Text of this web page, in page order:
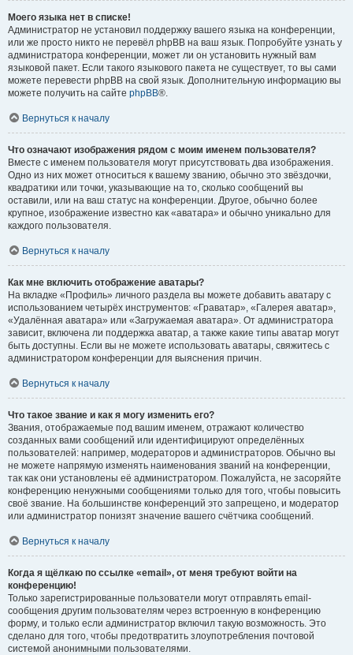
Моего языка нет в списке!
Администратор не установил поддержку вашего языка на конференции,
или же просто никто не перевёл phpBB на ваш язык. Попробуйте узнать у
администратора конференции, может ли он установить нужный вам
языковой пакет. Если такого языкового пакета не существует, то вы сами
можете перевести phpBB на свой язык. Дополнительную информацию вы
можете получить на сайте phpBB®.
Вернуться к началу
Что означают изображения рядом с моим именем пользователя?
Вместе с именем пользователя могут присутствовать два изображения.
Одно из них может относиться к вашему званию, обычно это звёздочки,
квадратики или точки, указывающие на то, сколько сообщений вы
оставили, или на ваш статус на конференции. Другое, обычно более
крупное, изображение известно как «аватара» и обычно уникально для
каждого пользователя.
Вернуться к началу
Как мне включить отображение аватары?
На вкладке «Профиль» личного раздела вы можете добавить аватару с
использованием четырёх инструментов: «Граватар», «Галерея аватар»,
«Удалённая аватара» или «Загружаемая аватара». От администратора
зависит, включена ли поддержка аватар, а также какие типы аватар могут
быть доступны. Если вы не можете использовать аватары, свяжитесь с
администратором конференции для выяснения причин.
Вернуться к началу
Что такое звание и как я могу изменить его?
Звания, отображаемые под вашим именем, отражают количество
созданных вами сообщений или идентифицируют определённых
пользователей: например, модераторов и администраторов. Обычно вы
не можете напрямую изменять наименования званий на конференции,
так как они установлены её администратором. Пожалуйста, не засоряйте
конференцию ненужными сообщениями только для того, чтобы повысить
своё звание. На большинстве конференций это запрещено, и модератор
или администратор понизят значение вашего счётчика сообщений.
Вернуться к началу
Когда я щёлкаю по ссылке «email», от меня требуют войти на
конференцию!
Только зарегистрированные пользователи могут отправлять email-
сообщения другим пользователям через встроенную в конференцию
форму, и только если администратор включил такую возможность. Это
сделано для того, чтобы предотвратить злоупотребления почтовой
системой анонимными пользователями.